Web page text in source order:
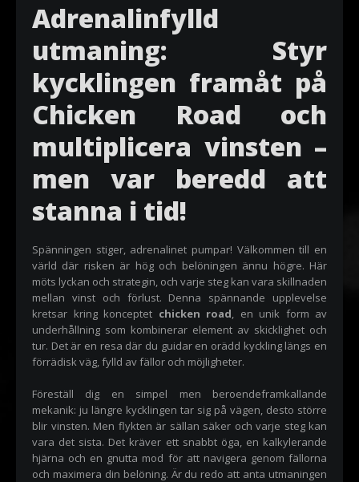
Adrenalinfylld
utmaning: Styr
kycklingen framåt på
Chicken Road och
multiplicera vinsten –
men var beredd att
stanna i tid!
Spänningen stiger, adrenalinet pumpar! Välkommen till en
värld där risken är hög och belöningen ännu högre. Här
möts lyckan och strategin, och varje steg kan vara skillnaden
mellan vinst och förlust. Denna spännande upplevelse
kretsar kring konceptet chicken road, en unik form av
underhållning som kombinerar element av skicklighet och
tur. Det är en resa där du guidar en orädd kyckling längs en
förrädisk väg, fylld av fällor och möjligheter.
Föreställ dig en simpel men beroendeframkallande
mekanik: ju längre kycklingen tar sig på vägen, desto större
blir vinsten. Men flykten är sällan säker och varje steg kan
vara det sista. Det kräver ett snabbt öga, en kalkylerande
hjärna och en gnutta mod för att navigera genom fällorna
och maximera din belöning. Är du redo att anta utmaningen